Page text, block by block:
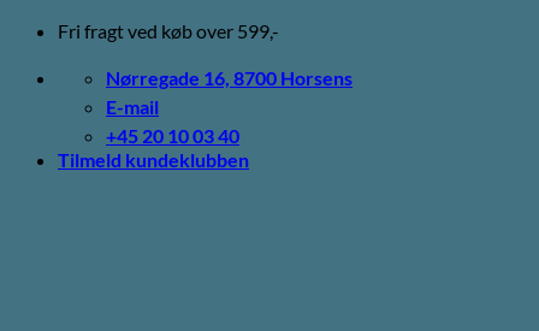
Fortsæt
indhold
Fri fragt ved køb over 599,-
Nørregade 16, 8700 Horsens
E-mail
+45 20 10 03 40
Tilmeld kundeklubben